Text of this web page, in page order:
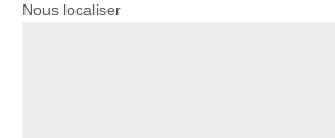
Nous localiser